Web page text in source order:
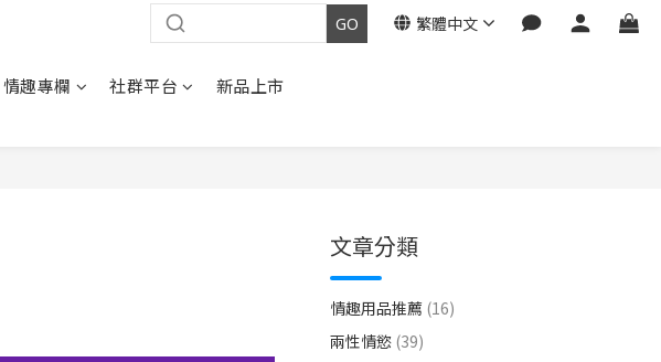
繁體中文
情趣專欄 社群平台 新品上市
文章分類
情趣用品推薦 (16)
兩性情慾 (39)